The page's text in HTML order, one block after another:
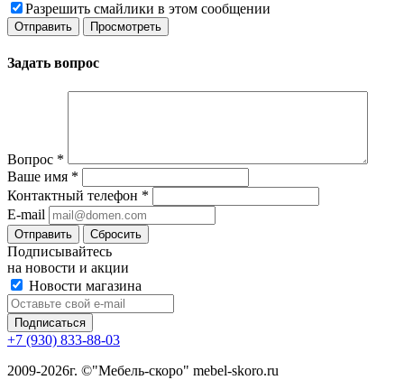
Разрешить смайлики в этом сообщении
Задать вопрос
Вопрос *
Ваше имя *
Контактный телефон *
E-mail
Сбросить
Подписывайтесь
на новости и акции
Новости магазина
+7 (930) 833-88-03
2009-2026г. ©"Мебель-скоро" mebel-skoro.ru